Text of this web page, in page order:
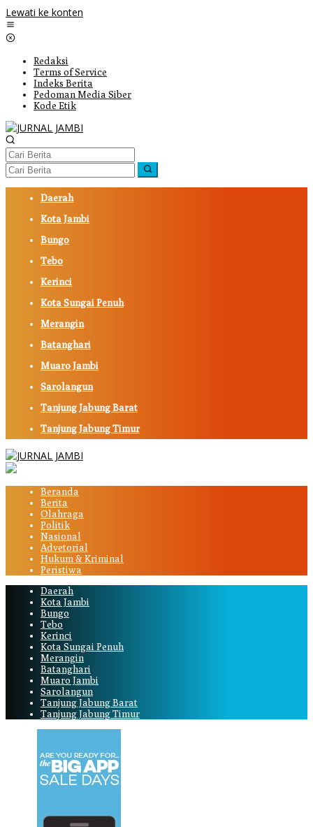
Lewati ke konten
Redaksi
Terms of Service
Indeks Berita
Pedoman Media Siber
Kode Etik
Daerah
Kota Jambi
Bungo
Tebo
Kerinci
Kota Sungai Penuh
Merangin
Batanghari
Muaro Jambi
Sarolangun
Tanjung Jabung Barat
Tanjung Jabung Timur
Beranda
Berita
Olahraga
Politik
Nasional
Advetorial
Hukum & Kriminal
Peristiwa
Daerah
Kota Jambi
Bungo
Tebo
Kerinci
Kota Sungai Penuh
Merangin
Batanghari
Muaro Jambi
Sarolangun
Tanjung Jabung Barat
Tanjung Jabung Timur